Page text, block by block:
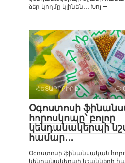
ձեր կողմը կլինեն․․․ Խոյ —
ՀԵՏԱՔՐՔԻՐ Է
Օգոստոսի
հորոսկոպը՝ բոլոր
կենդանակերպի
համար․․․
Օգոստոսի ֆինանսական
կենդանակերպի նշանների